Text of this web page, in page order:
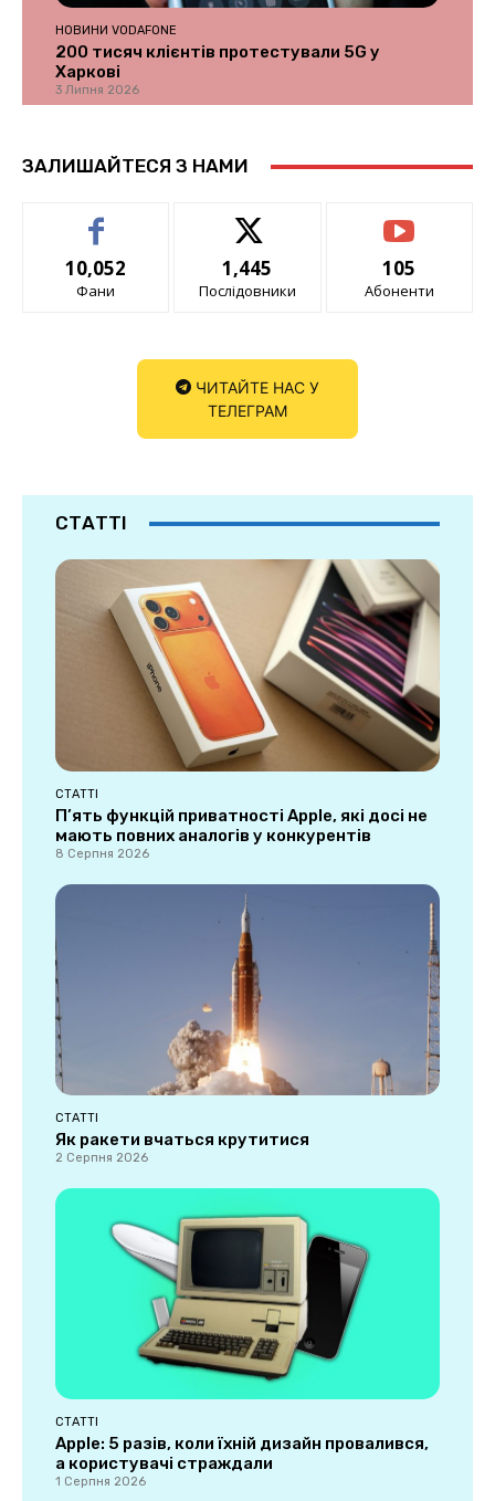
НОВИНИ VODAFONE
200 тисяч клієнтів протестували 5G у
Харкові
3 Липня 2026
ЗАЛИШАЙТЕСЯ З НАМИ
10,052
Фани
1,445
Послідовники
105
Абоненти
ЧИТАЙТЕ НАС У
ТЕЛЕГРАМ
СТАТТІ
СТАТТІ
П’ять функцій приватності Apple, які досі не
мають повних аналогів у конкурентів
8 Серпня 2026
СТАТТІ
Як ракети вчаться крутитися
2 Серпня 2026
СТАТТІ
Apple: 5 разів, коли їхній дизайн провалився,
а користувачі страждали
1 Серпня 2026